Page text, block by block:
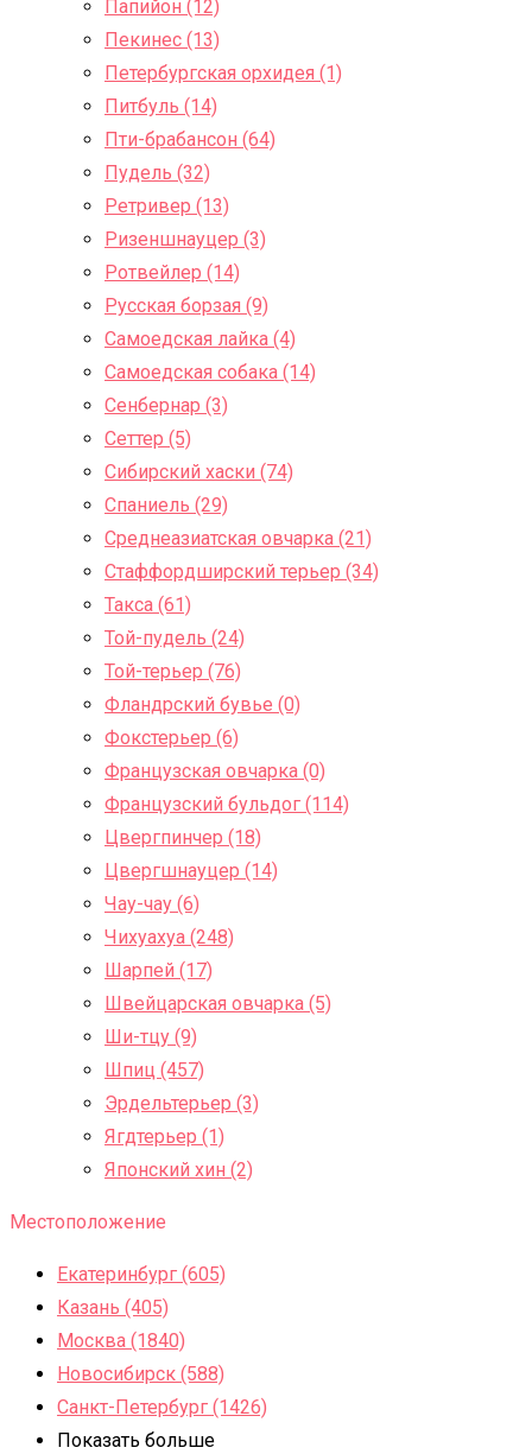
Папийон (12)
Пекинес (13)
Петербургская орхидея (1)
Питбуль (14)
Пти-брабансон (64)
Пудель (32)
Ретривер (13)
Ризеншнауцер (3)
Ротвейлер (14)
Русская борзая (9)
Самоедская лайка (4)
Самоедская собака (14)
Сенбернар (3)
Сеттер (5)
Сибирский хаски (74)
Спаниель (29)
Среднеазиатская овчарка (21)
Стаффордширский терьер (34)
Такса (61)
Той-пудель (24)
Той-терьер (76)
Фландрский бувье (0)
Фокстерьер (6)
Французская овчарка (0)
Французский бульдог (114)
Цвергпинчер (18)
Цвергшнауцер (14)
Чау-чау (6)
Чихуахуа (248)
Шарпей (17)
Швейцарская овчарка (5)
Ши-тцу (9)
Шпиц (457)
Эрдельтерьер (3)
Ягдтерьер (1)
Японский хин (2)
Местоположение
Екатеринбург (605)
Казань (405)
Москва (1840)
Новосибирск (588)
Санкт-Петербург (1426)
Показать больше